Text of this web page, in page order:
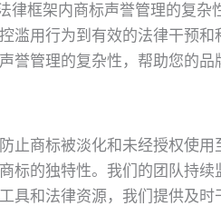
律框架内商标声誉管理的复
滥用行为到有效的法律干预
誉管理的复杂性，帮助您的品
止商标被淡化和未经授权使
标的独特性。我们的团队持
具和法律资源，我们提供及